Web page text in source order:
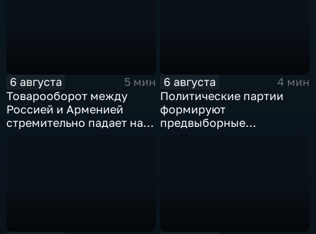
6 августа
5 мин
Товарооборот между
Россией и Арменией
стремительно падает на
6 августа
4 мин
Политические партии
формируют
предвыборные